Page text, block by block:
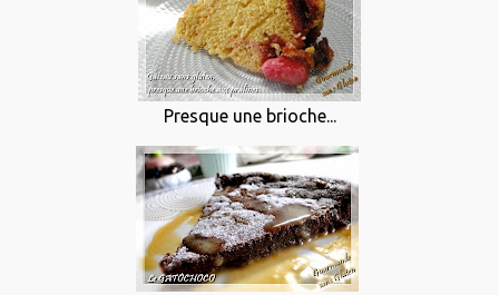
Presque une brioche...